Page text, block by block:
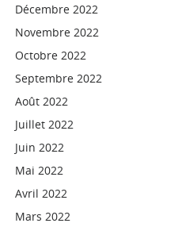
Décembre 2022
Novembre 2022
Octobre 2022
Septembre 2022
Août 2022
Juillet 2022
Juin 2022
Mai 2022
Avril 2022
Mars 2022